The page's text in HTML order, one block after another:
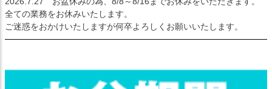
全ての業務をお休みいたします。
ご迷惑をおかけいたしますが何卒よろしくお願いいたします。